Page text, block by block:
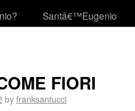
Santâ€™Eugenio
FIORI
byfranksantucci